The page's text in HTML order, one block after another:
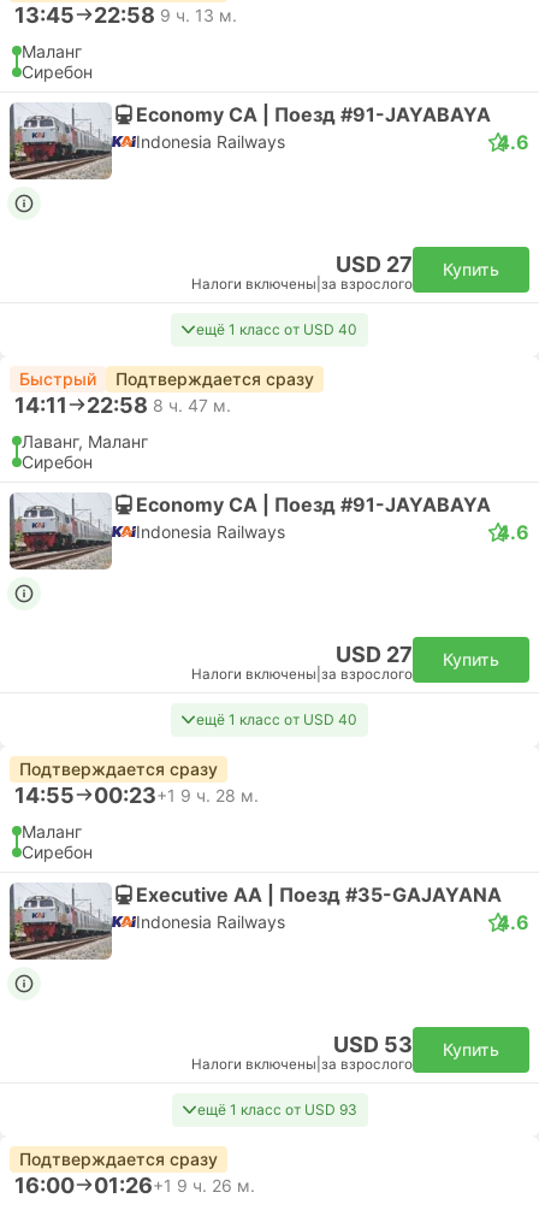
13:45 22:58 9 ч. 13 м.
Маланг
Сиребон
Economy CA | Поезд #91-JAYABAYA
Indonesia Railways 4.6
USD 27
Налоги включены за взрослого
Купить
ещё 1 класс от USD 40
Быстрый Подтверждается сразу
14:11 22:58 8 ч. 47 м.
Лаванг, Маланг
Сиребон
Economy CA | Поезд #91-JAYABAYA
Indonesia Railways 4.6
USD 27
Налоги включены за взрослого
Купить
ещё 1 класс от USD 40
Подтверждается сразу
14:55 00:23+1 9 ч. 28 м.
Маланг
Сиребон
Executive AA | Поезд #35-GAJAYANA
Indonesia Railways 4.6
USD 53
Налоги включены за взрослого
Купить
ещё 1 класс от USD 93
Подтверждается сразу
16:00 01:26+1 9 ч. 26 м.